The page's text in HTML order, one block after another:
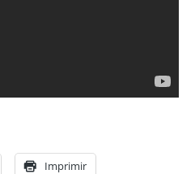
Imprimir